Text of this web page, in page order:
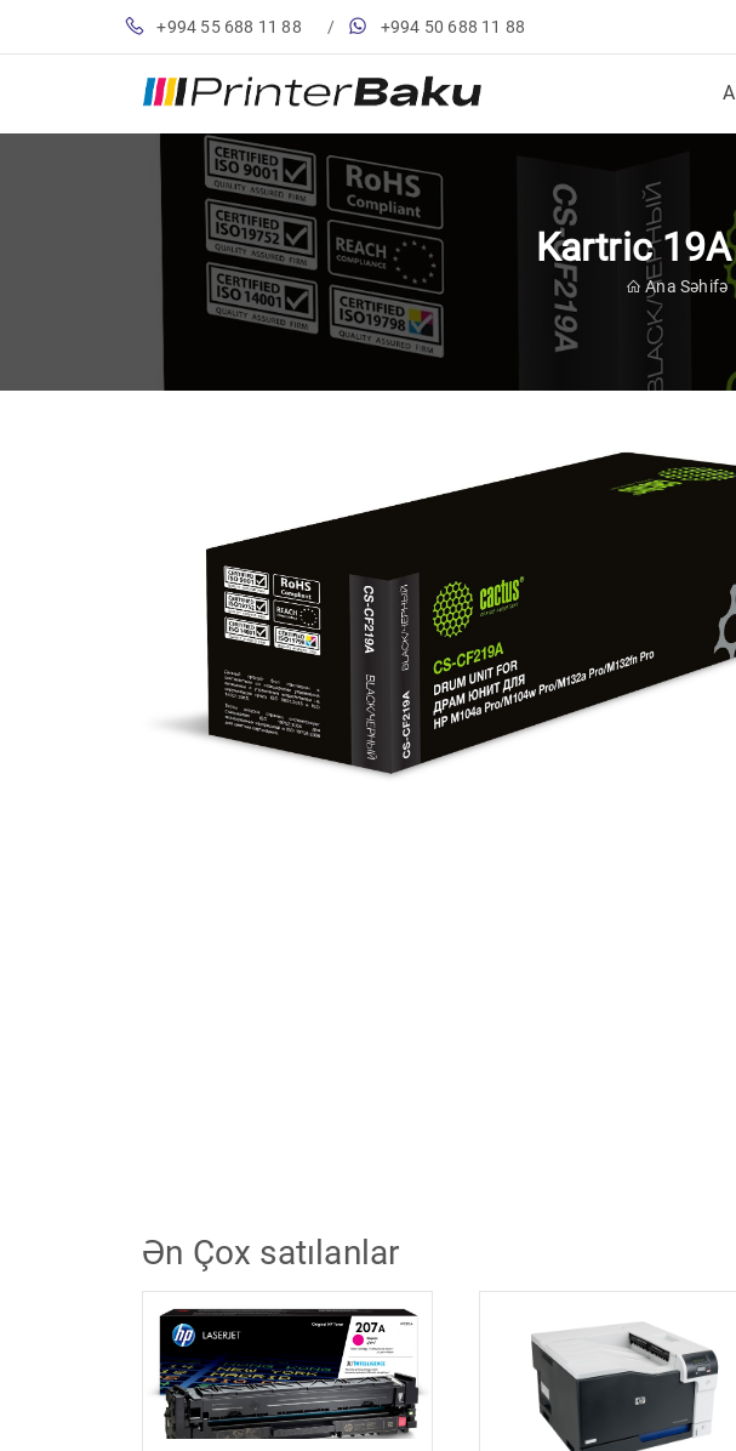
+994 55 688 11 88 / +994 50 688 11 88
Kartric
Ana Səhifə
Ən Çox satılanlar